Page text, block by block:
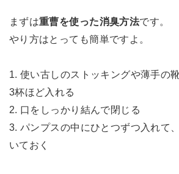
まずは重曹を使った消臭方法です。
やり方はとっても簡単ですよ。
1. 使い古しのストッキングや薄手の
3杯ほど入れる
2. 口をしっかり結んで閉じる
3. パンプスの中にひとつずつ入れて
いておく